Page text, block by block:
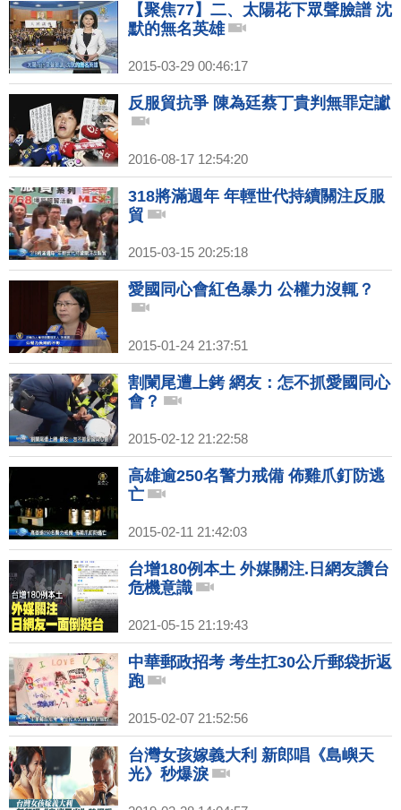
【聚焦77】二、太陽花下眾聲臉譜 沈
默的無名英雄
2015-03-29 00:46:17
反服貿抗爭 陳為廷蔡丁貴判無罪定讞
2016-08-17 12:54:20
318將滿週年 年輕世代持續關注反服
貿
2015-03-15 20:25:18
愛國同心會紅色暴力 公權力沒輒？
2015-01-24 21:37:51
割闌尾遭上銬 網友：怎不抓愛國同心
會？
2015-02-12 21:22:58
高雄逾250名警力戒備 佈雞爪釘防逃
亡
2015-02-11 21:42:03
台增180例本土 外媒關注.日網友讚台
危機意識
2021-05-15 21:19:43
中華郵政招考 考生扛30公斤郵袋折返
跑
2015-02-07 21:52:56
台灣女孩嫁義大利 新郎唱《島嶼天
光》秒爆淚